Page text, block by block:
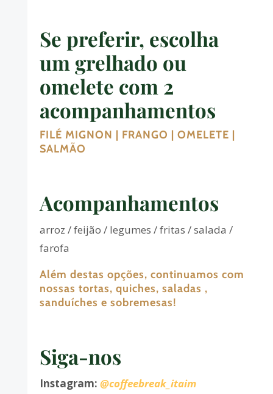
Se preferir, escolha
um grelhado ou
omelete com 2
acompanhamentos
FILÉ MIGNON | FRANGO | OMELETE |
SALMÃO
Acompanhamentos
arroz / feijão / legumes / fritas / salada /
farofa
Além destas opções, continuamos com
nossas tortas, quiches, saladas ,
sanduíches e sobremesas!
Siga-nos
Instagram: @coffeebreak_itaim